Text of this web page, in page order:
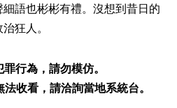
語也彬彬有禮。沒想到昔日的
狂人。
行為，請勿模仿。
收看，請洽詢當地系統台。